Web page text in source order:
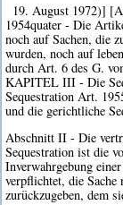
19. August 1972)]
1954quater - Die
noch auf Sachen, die
wurden, noch auf
durch Art. 6 des G.
KAPITEL III - Die
Sequestration Art.
und die gerichtliche
Abschnitt II - Die
Sequestration ist die
Inverwahrgebung
verpflichtet, die
zurückzugeben, dem